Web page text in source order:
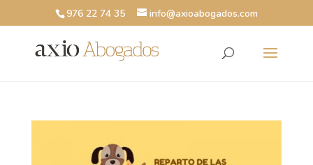
976 22 74 35 info@axioabogados.com